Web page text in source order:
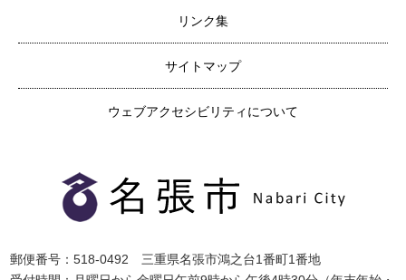
リンク集
サイトマップ
ウェブアクセシビリティについて
郵便番号：518-0492 三重県名張市鴻之台1番町1番地